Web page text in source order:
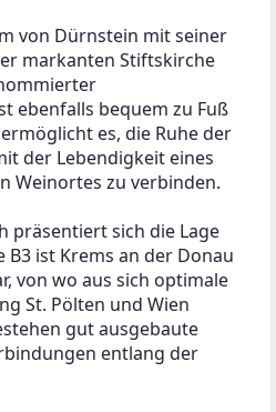
von Dürnstein mit seiner
markanten Stiftskirche
ebenfalls bequem zu Fuß
es, die Ruhe der
der Lebendigkeit eines
Weinortes zu verbinden.
präsentiert sich die Lage
ist Krems an der Donau
von wo aus sich optimale
St. Pölten und Wien
gut ausgebaute
entlang der